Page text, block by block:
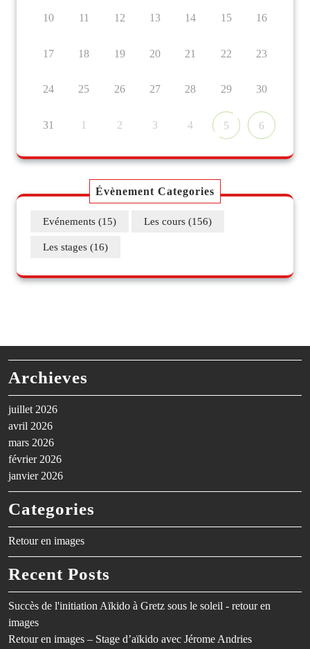
10 11 12 13 14 15 16
17 18 19 20 21 22 23
24 25 26 27 28 29 30
31 1 2 3 4 5 6
Évènement Categories
Evénements (15) Les cours (156)
Les stages (16)
Archieves
juillet 2026
avril 2026
mars 2026
février 2026
janvier 2026
Categories
Retour en images
Recent Posts
Succès de l'initiation Aïkido à Gretz sous le soleil - retour en
images
Retour en images – Stage d’aïkido avec Jérome Andries